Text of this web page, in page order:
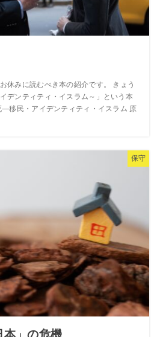
休みに読むべき本の紹介です。 きょう
デンティティ・イスラム～」という本
移民・アイデンティティ・イスラム 原
保守
本」の危機